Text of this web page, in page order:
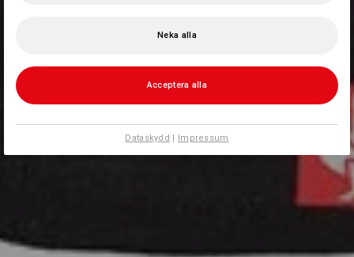
Neka alla
Acceptera alla
Dataskydd | Impressum